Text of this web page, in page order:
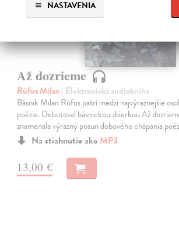
NASTAVENIA
Až dozrieme
Rúfus Milan | Elektronická audiokniha
Básnik Milan Rúfus patrí medzi najvýraznejšie
poézie. Debutoval básnickou zbierkou Až
znamenala výrazný posun dobového chápania
Na stiahnutie ako MP3
13,00 €